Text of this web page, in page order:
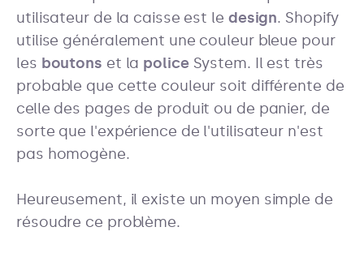
utilisateur de la caisse est le design. Shopify
utilise généralement une couleur bleue pour
les boutons et la policeSystem. Il est très
probable que cette couleur soit différente de
celle des pages de produit ou de panier, de
sorte que l'expérience de l'utilisateur n'est
pas homogène.
Heureusement, il existe un moyen simple de
résoudre ce problème.